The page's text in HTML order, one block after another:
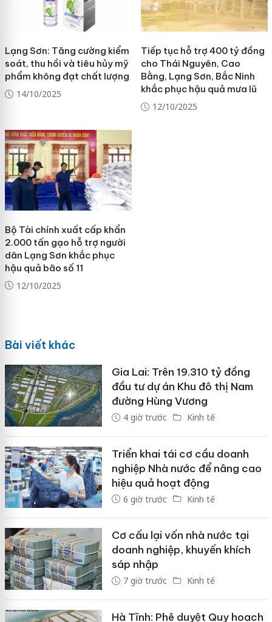
Lạng Sơn: Tăng cường kiểm
soát, thu hồi và tiêu hủy mỹ
phẩm không đạt chất lượng
14/10/2025
Tiếp tục hỗ trợ 400 tỷ đồng
cho Thái Nguyên, Cao
Bằng, Lạng Sơn, Bắc Ninh
khắc phục hậu quả mưa lũ
12/10/2025
Bộ Tài chính xuất cấp khẩn
2.000 tấn gạo hỗ trợ người
dân Lạng Sơn khắc phục
hậu quả bão số 11
12/10/2025
Bài viết khác
Gia Lai: Trên 19.310 tỷ đồng
đầu tư dự án Khu đô thị Nam
đường Hùng Vương
4 giờ trước Kinh tế
Triển khai tái cơ cầu doanh
nghiệp Nhà nước để nâng cao
hiệu quả hoạt động
6 giờ trước Kinh tế
Cơ cấu lại vốn nhà nước tại
doanh nghiệp, khuyến khích
sáp nhập
7 giờ trước Kinh tế
Hà Tĩnh: Phê duyệt Quy hoạch